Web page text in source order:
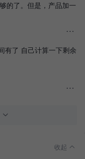
的了。但是，产品加一
有了 自己计算一下剩余
收起